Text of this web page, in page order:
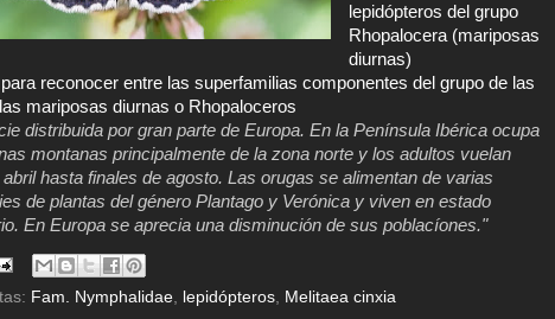
lepidópteros del grupo
Rhopalocera (mariposas
diurnas)
reconocer entre las superfamilias componentes del grupo de las
mariposas diurnas o Rhopaloceros
distribuida por gran parte de Europa. En la Península Ibérica ocupa
montanas principalmente de la zona norte y los adultos vuelan
hasta finales de agosto. Las orugas se alimentan de varias
de plantas del género Plantago y Verónica y viven en estado
En Europa se aprecia una disminución de sus poblacíones."
Fam. Nymphalidae lepidópteros Melitaea cinxia